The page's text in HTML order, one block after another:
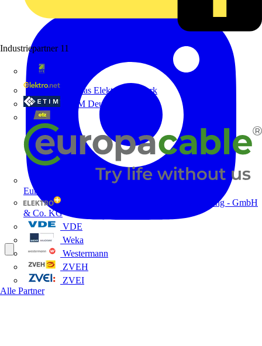
Industriepartner 11
de - das Elektrohandwerk
ETIM Deutschland eV
Europacable
GED Gesellschaft für Energiedienstleistung - GmbH
& Co. KG
VDE
Weka
Westermann
ZVEH
ZVEI
Alle Partner